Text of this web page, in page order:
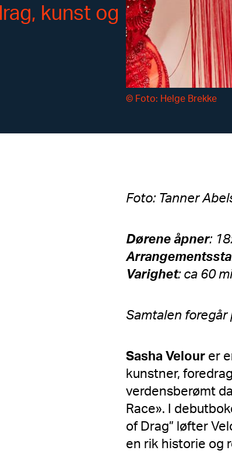
kunst og
© Foto: Helge Brekke
Foto: Tanner
Dørene åpner:
Varighet: ca 60
Samtalen foregår
Sasha Velour er
kunstner,
verdensberømt
Race». I
of Drag” løfter
en rik historie og